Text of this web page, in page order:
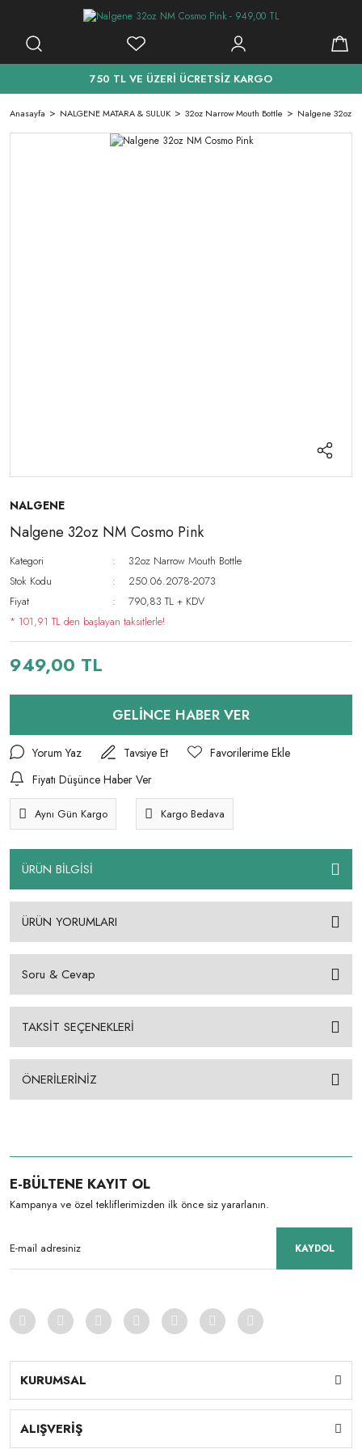
750 TL VE ÜZERİ ÜCRETSİZ KARGO
Anasayfa NALGENE MATARA & SULUK 32oz Narrow Mouth Bottle Nalgene 32oz
NALGENE
Nalgene 32oz NM Cosmo Pink
Kategori
32oz Narrow Mouth Bottle
Stok Kodu
250.06.2078-2073
Fiyat
790,83 TL + KDV
* 101,91 TL den başlayan taksitlerle!
949,00 TL
GELİNCE HABER VER
Yorum Yaz
Tavsiye Et
Fiyatı Düşünce Haber Ver
Aynı Gün Kargo Kargo Bedava
ÜRÜN BİLGİSİ
ÜRÜN YORUMLARI
Soru & Cevap
TAKSİT SEÇENEKLERİ
ÖNERİLERİNİZ
E-BÜLTENE KAYIT OL
Kampanya ve özel tekliflerimizden ilk önce siz yararlanın.
KAYDOL
KURUMSAL
ALIŞVERİŞ